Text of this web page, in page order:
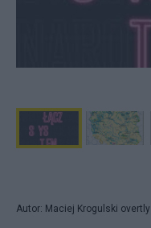
Autor: Maciej Krogulski overtly